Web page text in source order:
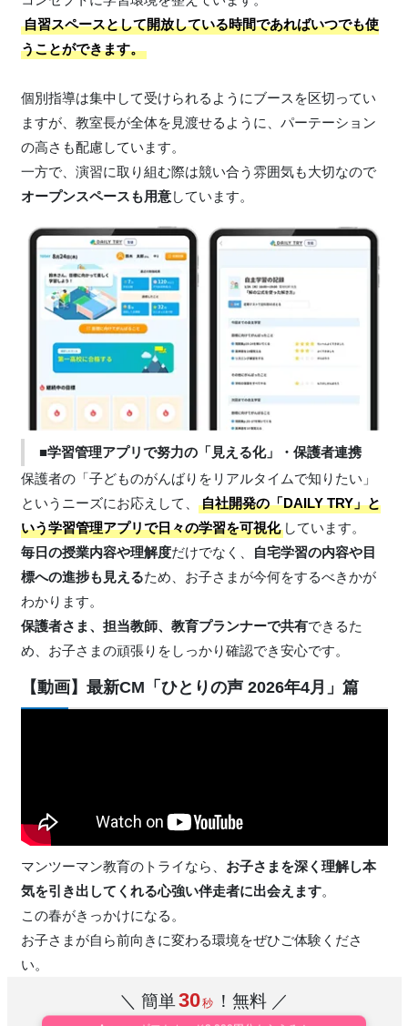
自習スペースとして開放している時間であればいつでも使
うことができます。
個別指導は集中して受けられるようにブースを区切ってい
ますが、教室長が全体を見渡せるように、パーテーション
の高さも配慮しています。
一方で、演習に取り組む際は競い合う雰囲気も大切なので
オープンスペースも用意しています。
■学習管理アプリで努力の「見える化」・保護者連携
保護者の「子どものがんばりをリアルタイムで知りたい」
というニーズにお応えして、
自社開発の「DAILY TRY」と
いう学習管理アプリで日々の学習を可視化しています。
毎日の授業内容や理解度だけでなく、
自宅学習の内容や目
標への進捗も見えるため、お子さまが今何をするべきかが
わかります。
保護者さま、担当教師、教育プランナーで共有できるた
め、お子さまの頑張りをしっかり確認でき安心です。
【動画】最新CM「ひとりの声 2026年4月」篇
マンツーマン教育のトライなら、 お子さまを深く理解し本
気を引き出してくれる心強い伴走者に出会えます。
この春がきっかけになる。
お子さまが自ら前向きに変わる環境をぜひご体験くださ
い。
＼ 簡単30秒 ！無料 ／